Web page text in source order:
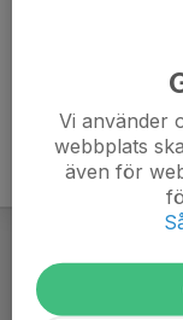
Vi använder
webbplats
även för